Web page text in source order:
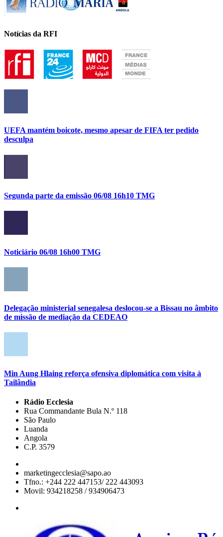
Notícias da RFI
UEFA mantém boicote, mesmo apesar de FIFA ter pedido
desculpa
Segunda parte da emissão 06/08 16h10 TMG
Noticiário 06/08 16h00 TMG
Delegação ministerial senegalesa deslocou-se a Bissau no âmbito
de missão de mediação da CEDEAO
Min Aung Hlaing reforça ofensiva diplomática com visita à
Tailândia
Rádio Ecclesia
Rua Commandante Bula N.º 118
São Paulo
Luanda
Angola
C.P. 3579
marketingecclesia@sapo.ao
Tfno.: +244 222 447153/ 222 443093
Movil: 934218258 / 934906473